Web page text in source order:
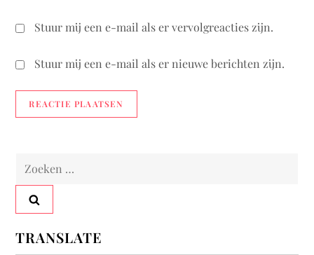
Stuur mij een e-mail als er vervolgreacties zijn.
Stuur mij een e-mail als er nieuwe berichten zijn.
Zoeken
TRANSLATE